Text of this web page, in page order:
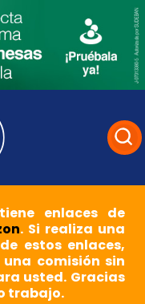
enlaces de
. Si realiza una
estos enlaces,
comisión sin
usted. Gracias
trabajo.